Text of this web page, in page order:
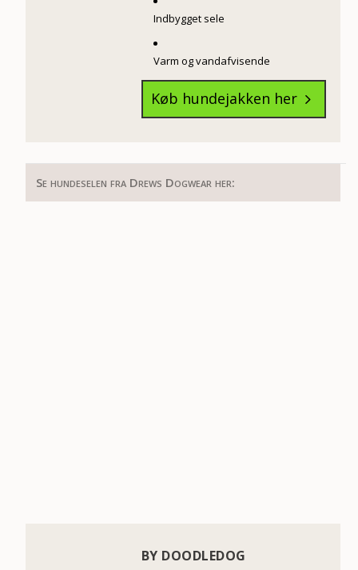
Indbygget sele
Varm og vandafvisende
Køb hundejakken her5
Se hundeselen fra Drews Dogwear her:
BY DOODLEDOG